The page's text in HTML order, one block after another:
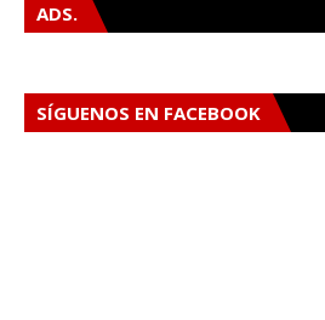
ADS.
SÍGUENOS EN FACEBOOK